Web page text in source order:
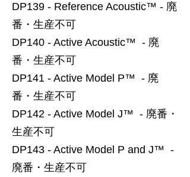
DP139 - Reference Acoustic™ - 廃
番・生産不可
DP140 - Active Acoustic™ - 廃
番・生産不可
DP141 - Active Model P™ - 廃
番・生産不可
DP142 - Active Model J™ - 廃番・
生産不可
DP143 - Active Model P and J™ -
廃番・生産不可